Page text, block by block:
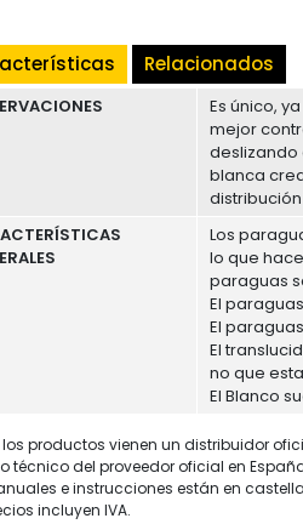
Relacionados
Es único,
mejor
deslizando
blanca
Los
lo que
paraguas
El
El
El
no que
El Blanco
productos vienen un distribuidor
técnico del proveedor oficial en
e instrucciones están en
incluyen IVA.